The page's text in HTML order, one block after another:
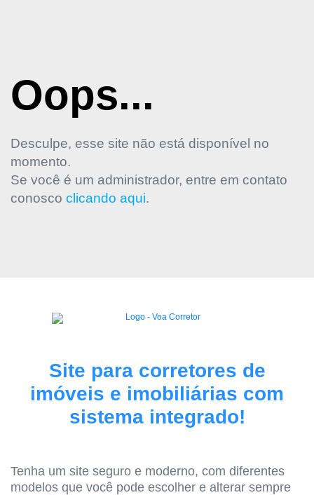
Oops...
Desculpe, esse site não está disponível no
momento.
Se você é um administrador, entre em contato
conosco clicando aqui.
Site para corretores de
imóveis e imobiliárias com
sistema integrado!
Tenha um site seguro e moderno, com diferentes
modelos que você pode escolher e alterar sempre